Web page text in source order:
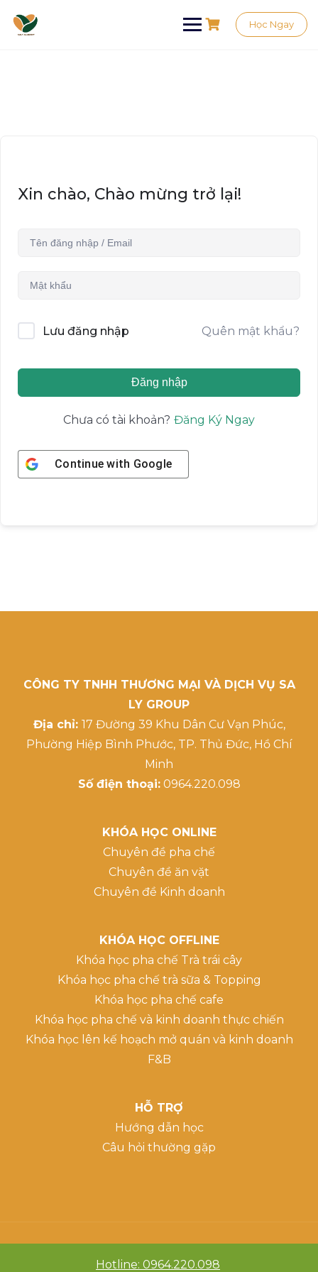
Học Ngay
Xin chào, Chào mừng trở lại!
Lưu đăng nhập Quên mật khẩu?
Đăng nhập
Chưa có tài khoản? Đăng Ký Ngay
Continue with Google
CÔNG TY TNHH THƯƠNG MẠI VÀ DỊCH VỤ SA
LY GROUP
Địa chỉ: 17 Đường 39 Khu Dân Cư Vạn Phúc,
Phường Hiệp Bình Phước, TP. Thủ Đức, Hồ Chí
Minh
Số điện thoại:0964.220.098
KHÓA HỌC ONLINE
Chuyên đề pha chế
Chuyên đề ăn vặt
Chuyên đề Kinh doanh
KHÓA HỌC OFFLINE
Khóa học pha chế Trà trái cây
Khóa học pha chế trà sữa & Topping
Khóa học pha chế cafe
Khóa học pha chế và kinh doanh thực chiến
Khóa học lên kế hoạch mở quán và kinh doanh
F&B
HỖ TRỢ
Hướng dẫn học
Câu hỏi thường gặp
Hotline: 0964.220.098